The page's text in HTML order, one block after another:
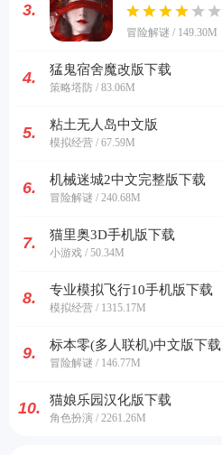
3.
冒险解谜 / 149.30M
4. 猛鬼宿舍魔改版下载
策略塔防 / 83.06M
5. 粘土无人岛中文版
模拟经营 / 67.59M
6. 机械迷城2中文完整版下载
冒险解谜 / 240.68M
7. 猫里奥3D手机版下载
小游戏 / 50.34M
8. 专业模拟飞行10手机版下载
模拟经营 / 1315.17M
9. 标本零(多人联机)中文版下载
冒险解谜 / 146.77M
10. 猫娘乐园汉化版下载
角色扮演 / 2261.26M